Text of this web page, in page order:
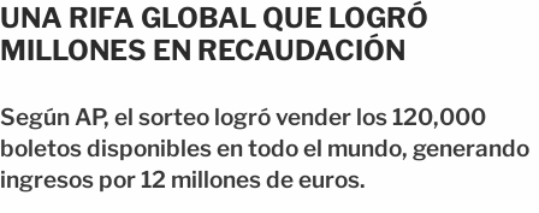
UNA RIFA GLOBAL QUE LOGRÓ
MILLONES EN RECAUDACIÓN
Según AP, el sorteo logró vender los 120,000
boletos disponibles en todo el mundo, generando
ingresos por 12 millones de euros.